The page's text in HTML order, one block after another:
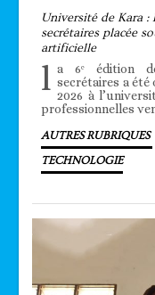
Université de Kara
secrétaires placée
artificielle
l a 6ᵉ édition
secrétaires a été
2026 à
professionnelles
AUTRES RUBRIQUES
TECHNOLOGIE